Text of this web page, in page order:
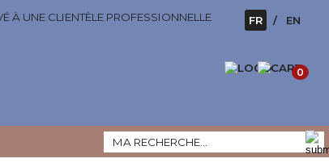
À UNE CLIENTÈLE PROFESSIONNELLE FR EN
0